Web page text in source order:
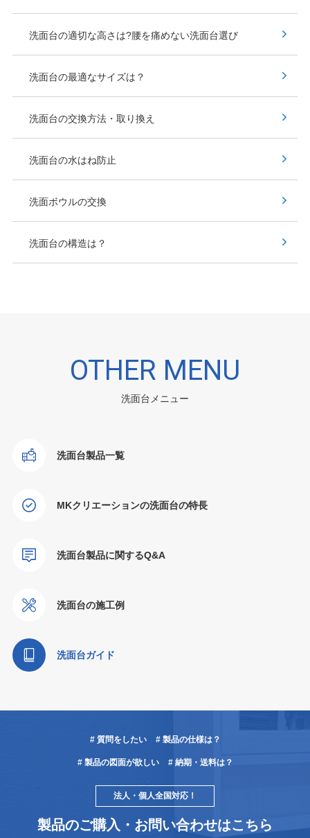
洗面台の適切な高さは?腰を痛めない洗面台選び
洗面台の最適なサイズは？
洗面台の交換方法・取り換え
洗面台の水はね防止
洗面ボウルの交換
洗面台の構造は？
OTHER MENU
洗面台メニュー
洗面台製品一覧
MKクリエーションの洗面台の特長
洗面台製品に関するQ&A
洗面台の施工例
洗面台ガイド
# 質問をしたい # 製品の仕様は？
# 製品の図面が欲しい # 納期・送料は？
法人・個人全国対応！
製品のご購入・お問い合わせはこちら